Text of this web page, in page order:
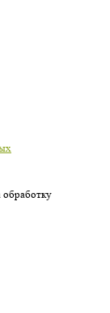
обработку